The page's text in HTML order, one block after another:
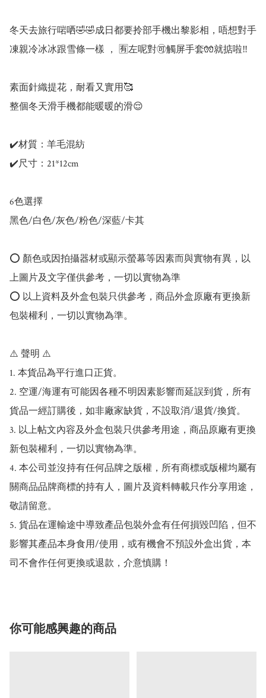
冬天去旅行啱哂🤣🤣成日都要拎部手機出黎影相，唔想對手
凍親冷冰冰跟雪條一樣 ， 🈶️左呢對🉑觸屏手套🧤就掂啦‼️
️素面針織提花，耐看又實用🥰
整個冬天滑手機都能暖暖的滑😌
✔️材質：羊毛混紡
✔️尺寸：21*12cm
6色選擇
黑色/白色/灰色/粉色/深藍/卡其
⭕️ 顏色或因拍攝器材或顯示螢幕等因素而與實物有異，以
上圖片及文字僅供參考，一切以實物為準
⭕️ 以上資料及外盒包裝只供參考，商品外盒原廠有更換新
包裝權利，一切以實物為準。
⚠️ 聲明 ⚠️
1. 本貨品為平行進口正貨。
2. 空運/海運有可能因各種不明因素影響而延誤到貨，所有
貨品一經訂購後，如非廠家缺貨，不設取消/退貨/換貨。
3. 以上帖文內容及外盒包裝只供參考用途，商品原廠有更換
新包裝權利，一切以實物為準。
4. 本公司並沒持有任何品牌之版權，所有商標或版權均屬有
關商品品牌商標的持有人，圖片及資料轉載只作分享用途，
敬請留意。
5. 貨品在運輸途中導致產品包裝外盒有任何損毀凹陷，但不
影響其產品本身食用/使用，或有機會不預設外盒出貨，本
司不會作任何更換或退款，介意慎購！
你可能感興趣的商品